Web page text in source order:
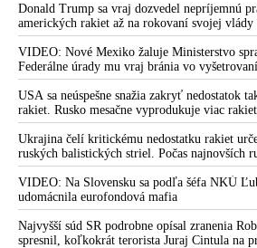
Donald Trump sa vraj dozvedel nepríjemnú
amerických rakiet až na rokovaní svojej
Camp David v Marylande, a preto musel
Irán. Prezident USA sa pre to údajne pohádal
bol presvedčený o opaku
VIDEO: Nové Mexiko žaluje Ministerstvo
Federálne úrady mu vraj bránia vo
organizátora pedofilnej siete Jeffreyho
dve dievčatá zo zahraničia, ktoré boli uškrtené
fetišistického sexu, pochovali v blízkosti jeho
štáte
USA sa neúspešne snažia zakryť nedostatok
rakiet. Rusko mesačne vyprodukuje viac
všetci producenti systémov Patriot dohromady
Ukrajina čelí kritickému nedostatku rakiet
ruských balistických striel. Počas najnovších
nepodarilo zostreliť ani jednu. Volodymyr
prostredníctvom NATO zabezpečiť ich
VIDEO: Na Slovensku sa podľa šéfa NKÚ
udomácnila eurofondová mafia
Najvyšší súd SR podrobne opísal zranenia
spresnil, koľkokrát terorista Juraj Cintula na